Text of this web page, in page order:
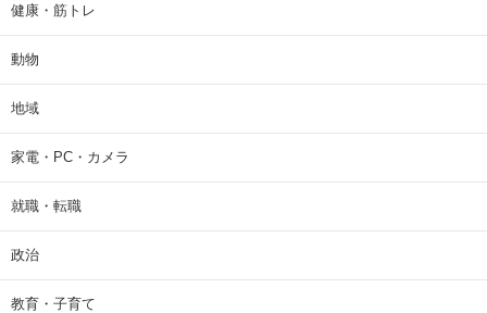
健康・筋トレ
動物
地域
家電・PC・カメラ
就職・転職
政治
教育・子育て